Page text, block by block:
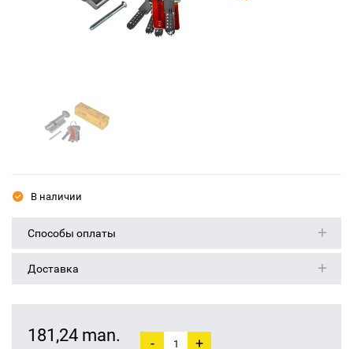
В наличии
Способы оплаты
Доставка
181,24 man. - +